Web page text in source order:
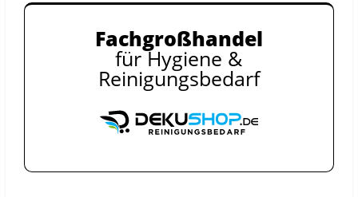
Fachgroßhandel
für Hygiene &
Reinigungsbedarf